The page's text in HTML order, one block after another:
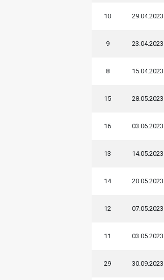
10 29.04.2023
9 23.04.2023
8 15.04.2023
15 28.05.2023
16 03.06.2023
13 14.05.2023
14 20.05.2023
12 07.05.2023
11 03.05.2023
29 30.09.2023